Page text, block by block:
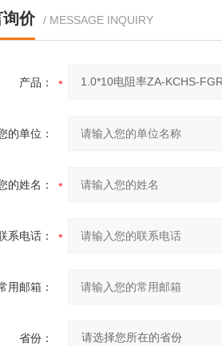
价 / MESSAGE INQUIRY
产品：
的单位：
的姓名：
系电话：
用邮箱：
省份：